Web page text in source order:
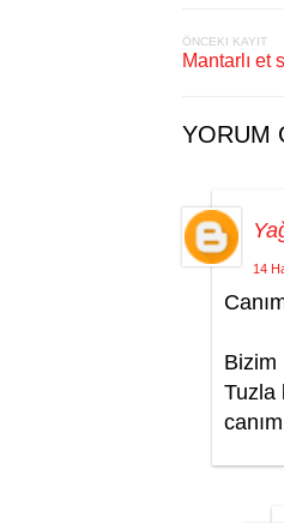
ÖNCEKI KAYIT
Mantarlı et
YORUM
14
Tuzla